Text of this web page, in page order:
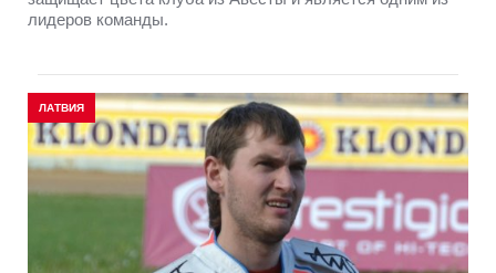
лидеров команды.
ЛАТВИЯ